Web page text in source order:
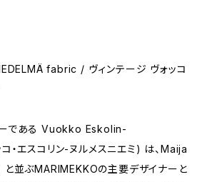
fabric / ヴィンテージ ヴォッコ
ーである Vuokko Eskolin-
・エスコリン-ヌルメスニエミ) は、Maija
と並ぶMARIMEKKOの主要デザイナーと